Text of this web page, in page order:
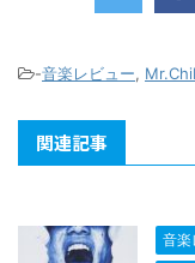
-音楽レビュー,
関連記事
音楽